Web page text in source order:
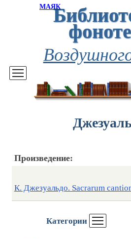
МАЯК
Категории
Произведение:
К. Джезуальдо. Sacrarum